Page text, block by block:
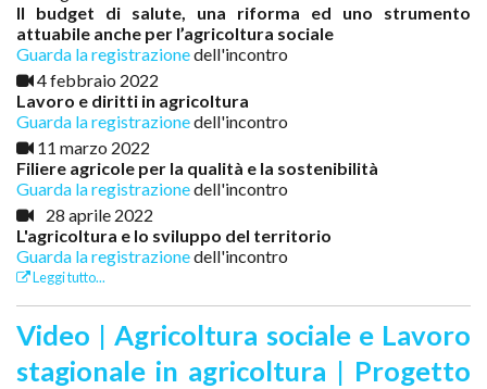
Il budget di salute, una riforma ed uno strumento
attuabile anche per l’agricoltura sociale
Guarda la registrazionedell'incontro
4 febbraio 2022
Lavoro e diritti in agricoltura
Guarda la registrazionedell'incontro
11 marzo 2022
Filiere agricole per la qualità e la sostenibilità
Guarda la registrazionedell'incontro
28 aprile 2022
L'agricoltura e lo sviluppo del territorio
Guarda la registrazionedell'incontro
Leggi tutto...
Video | Agricoltura sociale e Lavoro
stagionale in agricoltura | Progetto